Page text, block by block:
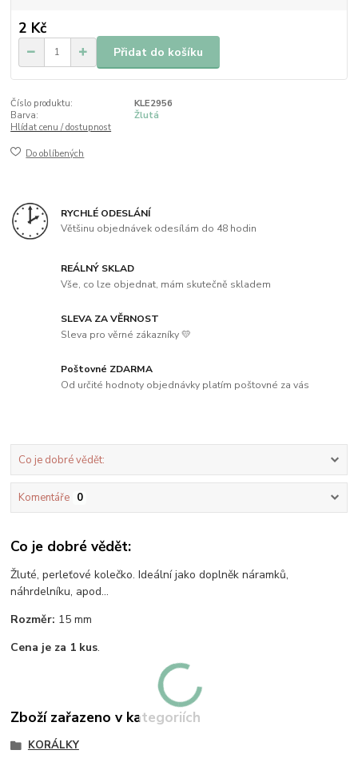
2 Kč
Přidat do košíku
Číslo produktu:
KLE2956
Barva:
Žlutá
Hlídat cenu / dostupnost
Do oblíbených
RYCHLÉ ODESLÁNÍ
Většinu objednávek odesílám do 48 hodin
REÁLNÝ SKLAD
Vše, co lze objednat, mám skutečně skladem
SLEVA ZA VĚRNOST
Sleva pro věrné zákazníky 💛
Poštovné ZDARMA
Od určité hodnoty objednávky platím poštovné za vás
Co je dobré vědět:
Komentáře 0
Co je dobré vědět:
Žluté, perleťové kolečko. Ideální jako doplněk náramků,
náhrdelníku, apod...
Rozměr: 15 mm
Cena je za 1 kus.
Zboží zařazeno v kategoriích
KORÁLKY